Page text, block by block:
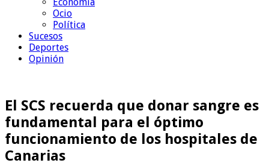
Ocio
Política
Sucesos
Deportes
Opinión
El SCS recuerda que donar sangre es
fundamental para el óptimo
funcionamiento de los hospitales de
Canarias